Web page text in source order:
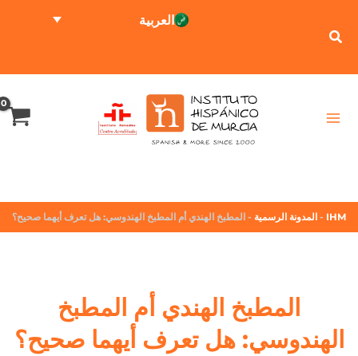
العربية
IHM
-المدونة الرسمية-المطبخ الهندي أم المطبخ الهندوسي: هل تعرف أيهما صحيح؟
المطبخ الهندي أم المطبخ
الهندوسي: هل تعرف أيهما صحيح؟